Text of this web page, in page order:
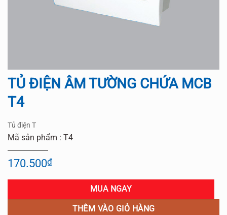
TỦ ĐIỆN ÂM TƯỜNG CHỨA MCB
T4
Tủ điện T
Mã sản phẩm : T4
170.500₫
MUA NGAY
THÊM VÀO GIỎ HÀNG